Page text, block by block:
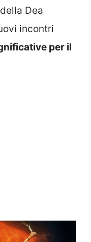
Dea
incontri
per il